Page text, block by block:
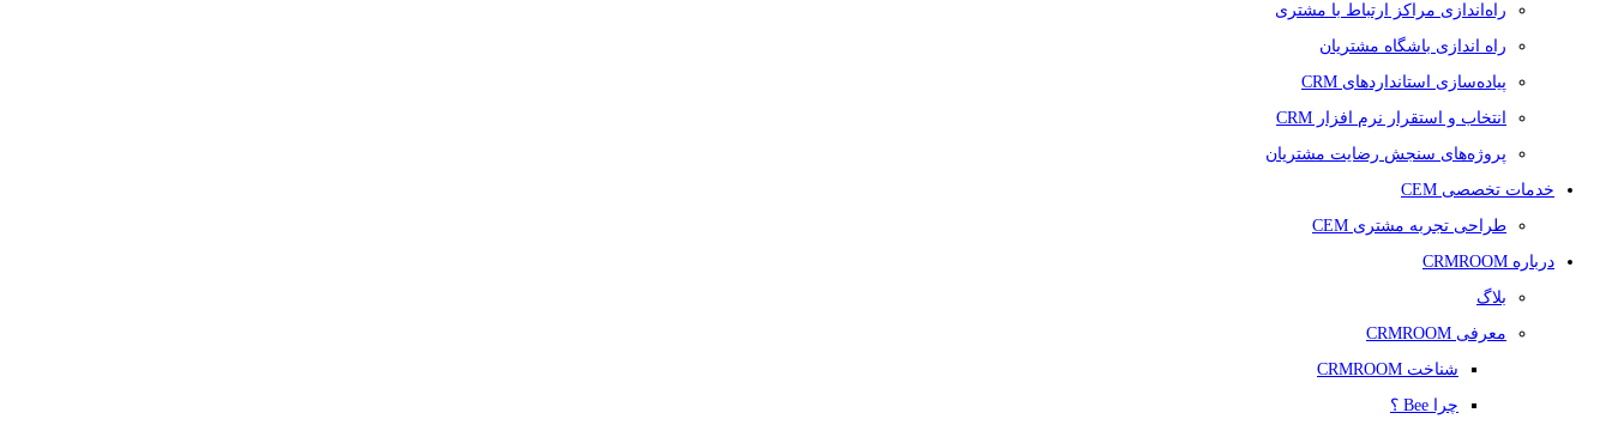
راه‌اندازی مراکز ارتباط با مشتری
راه اندازی باشگاه مشتریان
پیاده‌سازی استانداردهای CRM
انتخاب و استقرار نرم افزار CRM
پروژه‌های سنجش رضایت مشتریان
خدمات تخصصی CEM
طراحی تجربه مشتری CEM
درباره CRMROOM
بلاگ
معرفی CRMROOM
شناخت CRMROOM
چرا Bee ؟